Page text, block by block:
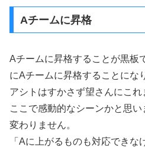
Aチームに昇格
Aチームに昇格することが黒板
にAチームに昇格することにな
アシトはすかさず望さんにこれ
ここで感動的なシーンかと思
変わりません。
「Aに上がるものも対応でき